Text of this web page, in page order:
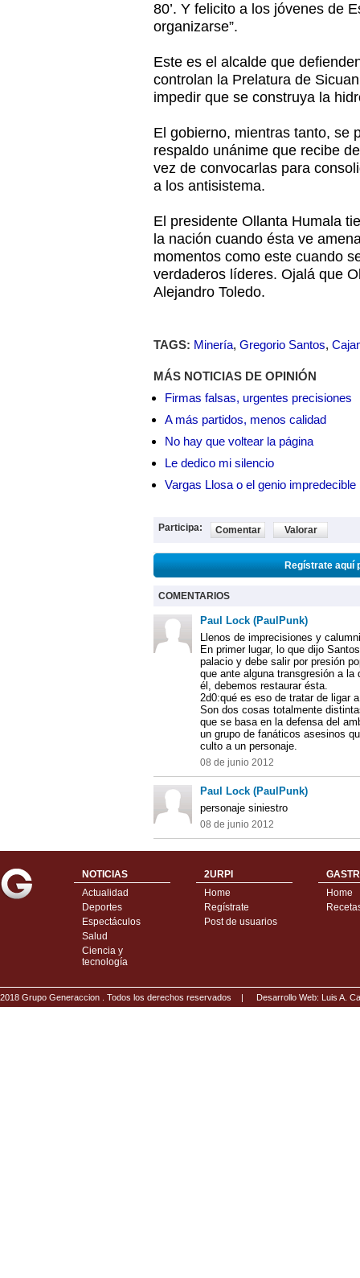
80’. Y felicito a los jóvenes de
organizarse”.
Este es el alcalde que
controlan la Prelatura de
impedir que se construya la
El gobierno, mientras tanto, se
respaldo unánime que recibe
vez de convocarlas para
a los antisistema.
El presidente Ollanta Humala
la nación cuando ésta ve
momentos como este cuando
verdaderos líderes. Ojalá que
Alejandro Toledo.
TAGS: Minería, Gregorio Santos,
MÁS NOTICIAS DE OPINIÓN
Firmas falsas, urgentes precisiones
A más partidos, menos calidad
No hay que voltear la página
Le dedico mi silencio
Vargas Llosa o el genio impredecible
Participa: Comentar Valorar
Regístrate aquí
COMENTARIOS
Paul Lock (PaulPunk)
Llenos de imprecisiones y
En primer lugar, lo que dijo
palacio y debe salir por presión
que ante alguna transgresión a
él, debemos restaurar ésta.
2d0:qué es eso de tratar de ligar
Son dos cosas totalmente
que se basa en la defensa del
un grupo de fanáticos asesinos
culto a un personaje.
08 de junio 2012
Paul Lock (PaulPunk)
personaje siniestro
08 de junio 2012
NOTICIAS
Actualidad
Deportes
Espectáculos
Salud
Ciencia y
tecnología
2URPI
Home
Regístrate
Post de usuarios
Home
2018 Grupo Generaccion . Todos los derechos reservados | Desarrollo Web: Luis